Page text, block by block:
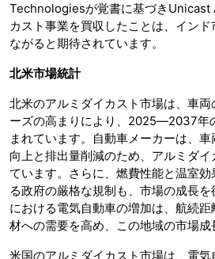
Technologiesが覚書に基づきUnicast
カスト事業を買収したことは、イン
ながると期待されています。
北米市場統計
北米のアルミダイカスト市場は、車
ーズの高まりにより、2025―2037年
まれています。自動車メーカーは、
向上と排出量削減のため、アルミダ
ています。さらに、燃費性能と温室
る政府の厳格な規制も、市場の成長
における電気自動車の増加は、航続
材への需要を高め、この地域の市場成
米国のアルミダイカスト市場は、電